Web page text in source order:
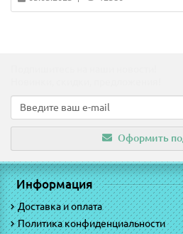
Оформить
Информация
Доставка и оплата
Политика конфиденциальности